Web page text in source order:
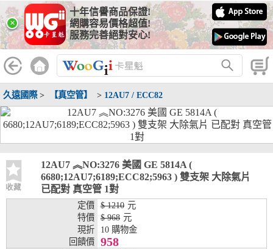
×
十年信譽商品保證!
網購容易價格超值!
服務完善絕對安心!
久遠國際> 【真空管】 > 12AU7 / ECC82
收藏
12AU7 ︽NO:3276 美國 GE 5814A (
6680;12AU7;6189;ECC82;5963 ) 雙支架 大除氣片
已配對 真空管 1對
定價 $ 1210 元
特價
$ 968 元
現折
10 購物金
回饋價
958
線上分期銀行
WooGii 與 綠界 合作，『信用卡分期付款』 與 『信用卡零利率
分期付款』 的配合銀行如下：
分期期數 提供分期之銀行
兆豐銀行、合作金庫、第一銀行、華南銀行、
彰化銀行、上海銀行、富邦銀行、國泰世華、
台灣企銀、台中銀行、匯豐銀行、華泰銀行、
臺灣新光銀行、陽信銀行、聯邦銀行、遠東商
行、星展銀行、台新銀行、安泰銀行、中國信
託、台灣樂天、三信商銀
兆豐銀行、合作金庫、第一銀行、華南銀行、
彰化銀行、上海銀行、富邦銀行、國泰世華、
台灣企銀、台中銀行、匯豐銀行、華泰銀行、
臺灣新光銀行、陽信銀行、聯邦銀行、遠東商
銀、元大銀行、永豐銀行、玉山銀行、凱基銀